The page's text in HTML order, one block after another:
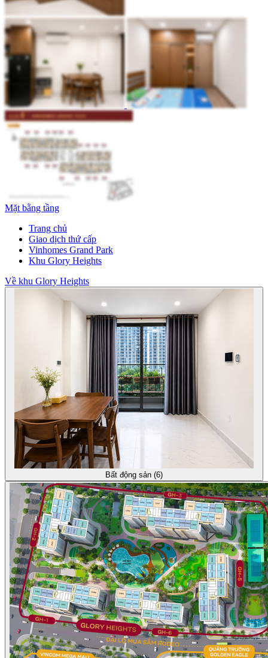
Mặt bằng tầng
Trang chủ
Giao dịch thứ cấp
Vinhomes Grand Park
Khu Glory Heights
Về khu Glory Heights
Bất động sản (6)